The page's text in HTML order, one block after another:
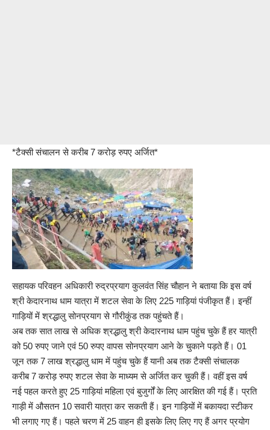
*टैक्सी संचालन से करीब 7 करोड़ रुपए अर्जित*
सहायक परिवहन अधिकारी रुद्रप्रयाग कुलवंत सिंह चौहान ने बताया कि इस वर्ष
श्री केदारनाथ धाम यात्रा में शटल सेवा के लिए 225 गाड़ियां पंजीकृत हैं। इन्हीं
गाड़ियों में श्रद्धालु सोनप्रयाग से गौरीकुंड तक पहुंचते हैं।
अब तक सात लाख से अधिक श्रद्धालु श्री केदारनाथ धाम पहुंच चुके हैं हर यात्री
को 50 रुपए जाने एवं 50 रुपए वापस सोनप्रयाग आने के चुकाने पड़ते हैं। 01
जून तक 7 लाख श्रद्धालु धाम में पहुंच चुके हैं यानी अब तक टैक्सी संचालक
करीब 7 करोड़ रुपए शटल सेवा के माध्यम से अर्जित कर चुकी हैं। वहीं इस वर्ष
नई पहल करते हुए 25 गाड़ियां महिला एवं बुजुर्गों के लिए आरक्षित की गई हैं। प्रति
गाड़ी में औसतन 10 सवारी यात्रा कर सकती हैं। इन गाड़ियों में बकायदा स्टीकर
भी लगाए गए हैं। पहले चरण में 25 वाहन ही इसके लिए लिए गए हैं अगर प्रयोग